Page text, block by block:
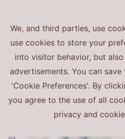
We, and third parties, use
use cookies to store your
into visitor behavior, but
advertisements. You can
'Cookie Preferences'. By
you agree to the use of all
privacy and